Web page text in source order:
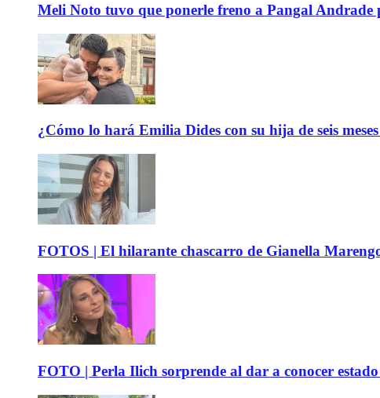
Meli Noto tuvo que ponerle freno a Pangal
¿Cómo lo hará Emilia Dides con su hija de seis
FOTOS | El hilarante chascarro de Gianella
FOTO | Perla Ilich sorprende al dar a conocer